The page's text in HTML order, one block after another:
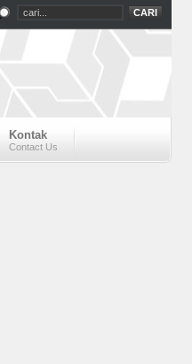
Kontak
Contact Us